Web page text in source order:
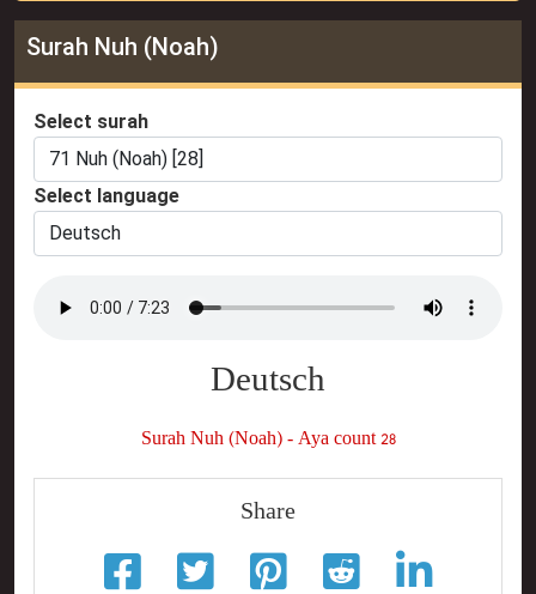
Surah Nuh (Noah)
Select surah
Select language
Deutsch
Surah Nuh (Noah) - Aya count 28
Share